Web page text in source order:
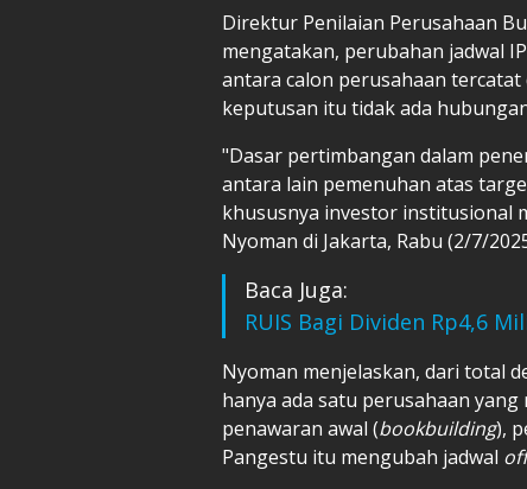
Direktur Penilaian Perusahaan
mengatakan, perubahan jadwal
antara calon perusahaan
keputusan itu tidak ada
"Dasar pertimbangan dalam
antara lain pemenuhan atas
khususnya investor institusional
Nyoman di Jakarta, Rabu (2/7/
Baca Juga:
RUIS Bagi Dividen Rp4,6
Nyoman menjelaskan, dari total
hanya ada satu perusahaan
penawaran awal (bookbuilding),
Pangestu itu mengubah jadwal